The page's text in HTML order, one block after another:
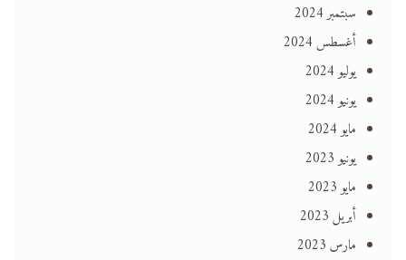
سبتمبر 2024
أغسطس 2024
يوليو 2024
يونيو 2024
مايو 2024
يونيو 2023
مايو 2023
أبريل 2023
مارس 2023